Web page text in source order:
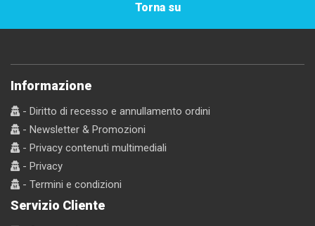
Torna su
Informazione
- Diritto di recesso e annullamento ordini
- Newsletter & Promozioni
- Privacy contenuti multimediali
- Privacy
- Termini e condizioni
Servizio Cliente